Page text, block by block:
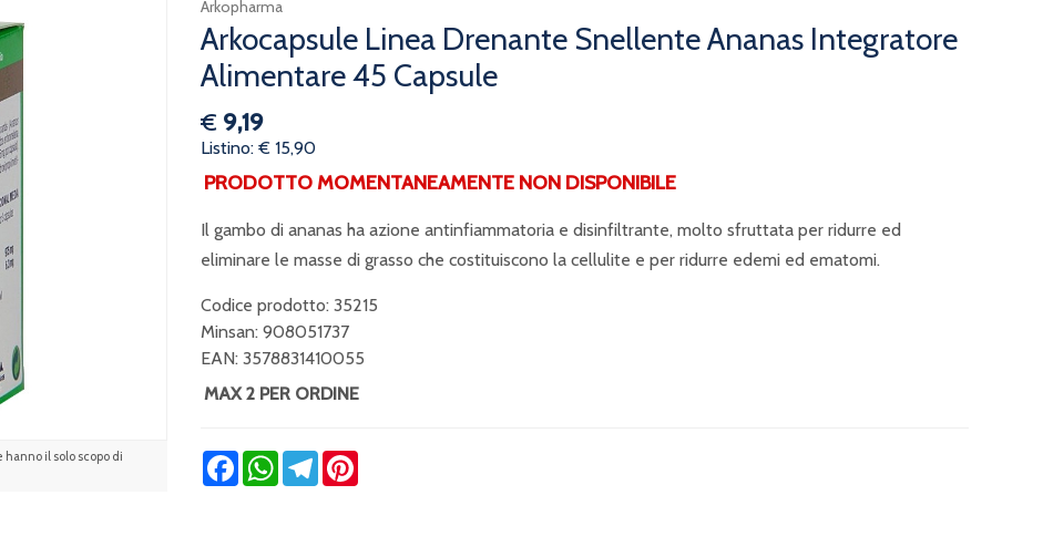
il solo scopo di
Arkopharma
Arkocapsule Linea Drenante Snellente Ananas Integratore
Alimentare 45 Capsule
€ 9,19
Listino: € 15,90
PRODOTTO MOMENTANEAMENTE NON DISPONIBILE
Il gambo di ananas ha azione antinfiammatoria e disinfiltrante, molto sfruttata per ridurre ed
eliminare le masse di grasso che costituiscono la cellulite e per ridurre edemi ed ematomi.
Codice prodotto: 35215
Minsan: 908051737
EAN: 3578831410055
MAX 2 PER ORDINE
FacebookWhatsApp
TelegramPinterest